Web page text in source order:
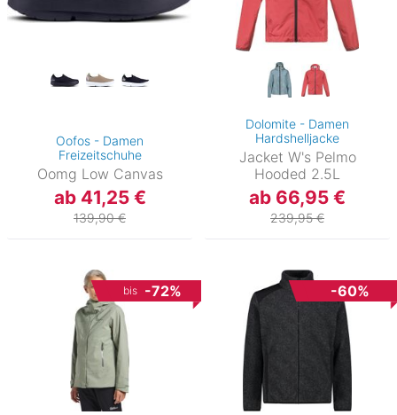
Oofos - Damen
Freizeitschuhe
Oomg Low Canvas
ab 41,25 €
139,90 €
Dolomite - Damen
Hardshelljacke
Jacket W's Pelmo
Hooded 2.5L
ab 66,95 €
239,95 €
bis -72% -60%